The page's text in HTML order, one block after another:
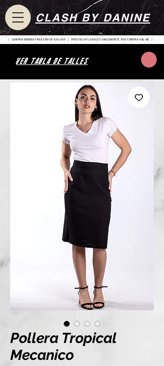
| COMPRA MINIMA PARA ENVIOS $80.000 | PRECIOS APLICABLES UNICAMENTE POR COMPRA ONLINE |
CLASH BY DANINE
VER TABLA DE TALLES
Pollera Tropical
Mecanico